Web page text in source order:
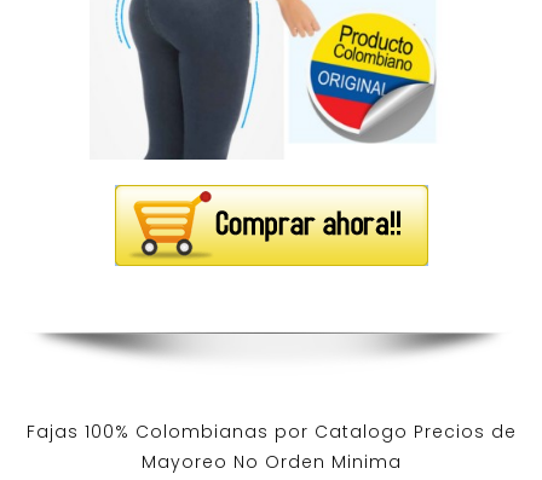
Fajas 100% Colombianas por Catalogo Precios de
Mayoreo No Orden Minima